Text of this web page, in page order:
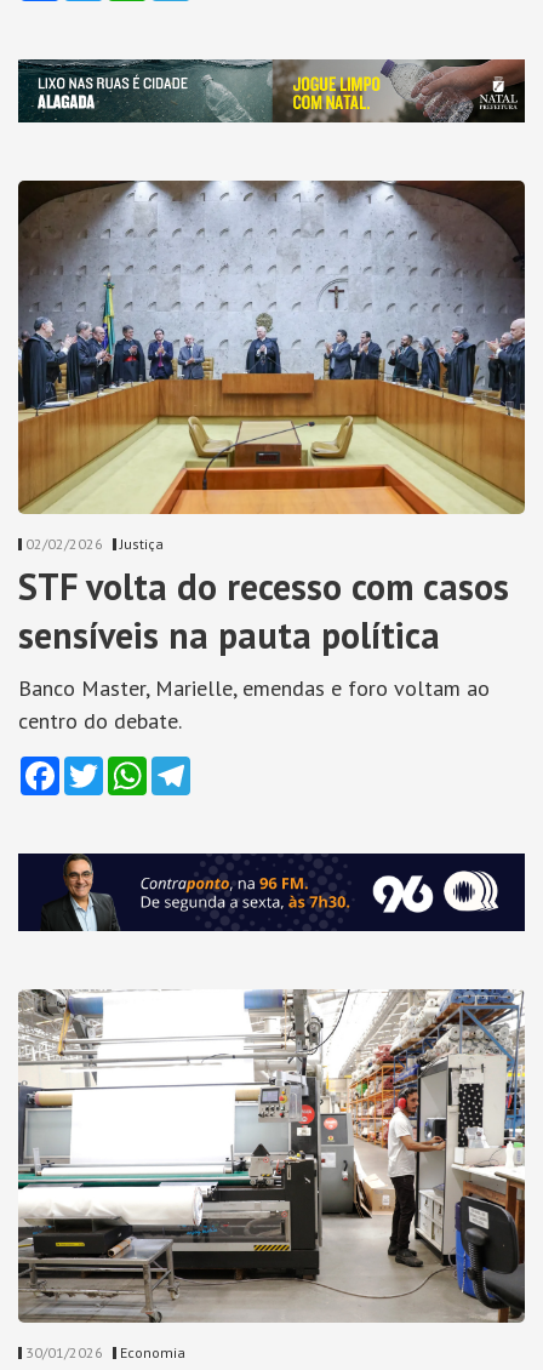
02/02/2026 Justiça
STF volta do recesso com casos
sensíveis na pauta política
Banco Master, Marielle, emendas e foro voltam ao
centro do debate.
Facebook
TwitterWhatsApp
30/01/2026 Economia